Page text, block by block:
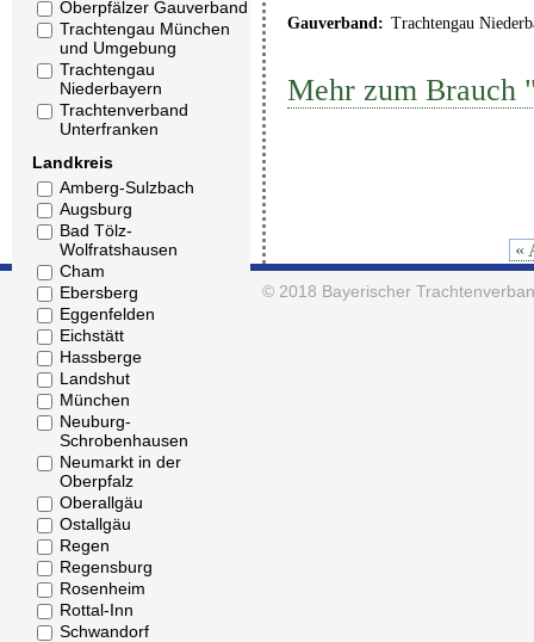
Oberpfälzer Gauverband
Trachtengau München
und Umgebung
Trachtengau
Niederbayern
Trachtenverband
Unterfranken
Landkreis
Amberg-Sulzbach
Augsburg
Bad Tölz-
Wolfratshausen
Cham
Ebersberg
Eggenfelden
Eichstätt
Hassberge
Landshut
München
Neuburg-
Schrobenhausen
Neumarkt in der
Oberpfalz
Oberallgäu
Ostallgäu
Regen
Regensburg
Rosenheim
Rottal-Inn
Schwandorf
Gauverband: Trachtengau
Mehr zum Brauch
«
© 2018 Bayerischer